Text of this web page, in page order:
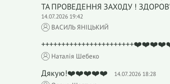
ТА ПРОВЕДЕННЯ ЗАХ0ДУ !
14.07.2026 19:42
ВАСИЛЬ ЯНІЦЬКИЙ
Наталія Шебеко
Дякую!❤️❤️❤️❤️❤️ 14.07.2026 18:28